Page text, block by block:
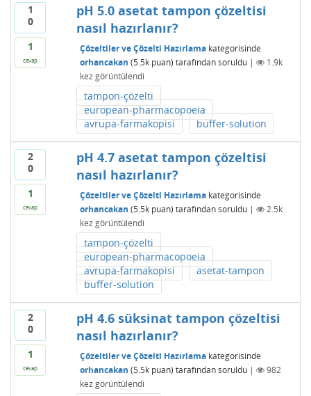
1
0
1
cevap
pH 5.0 asetat tampon çözeltisi
nasıl hazırlanır?
Çözeltiler ve Çözelti Hazırlamakategorisinde
orhancakan (5.5kpuan) tarafından soruldu |
1.9k
kez görüntülendi
tampon-çözelti
european-pharmacopoeia
avrupa-farmakopisi
buffer-solution
2
0
1
cevap
pH 4.7 asetat tampon çözeltisi
nasıl hazırlanır?
Çözeltiler ve Çözelti Hazırlamakategorisinde
orhancakan (5.5kpuan) tarafından soruldu |
2.5k
kez görüntülendi
tampon-çözelti
european-pharmacopoeia
avrupa-farmakopisi
asetat-tampon
buffer-solution
2
0
1
cevap
pH 4.6 süksinat tampon çözeltisi
nasıl hazırlanır?
Çözeltiler ve Çözelti Hazırlamakategorisinde
orhancakan (5.5kpuan) tarafından soruldu |
982
kez görüntülendi